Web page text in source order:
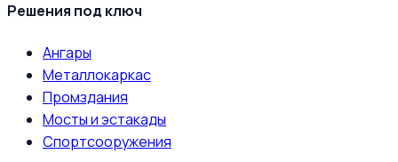
Решения под ключ
Ангары
Металлокаркас
Промздания
Мосты и эстакады
Спортсооружения